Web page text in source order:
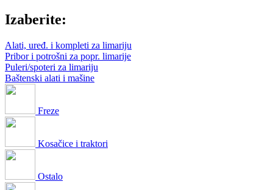
Izaberite:
Alati, uređ. i kompleti za limariju
Pribor i potrošni za popr. limarije
Puleri/spoteri za limariju
Baštenski alati i mašine
Freze
Kosačice i traktori
Ostalo